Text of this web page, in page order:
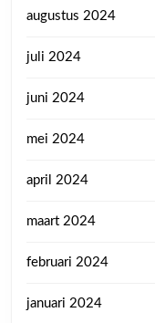
augustus 2024
juli 2024
juni 2024
mei 2024
april 2024
maart 2024
februari 2024
januari 2024